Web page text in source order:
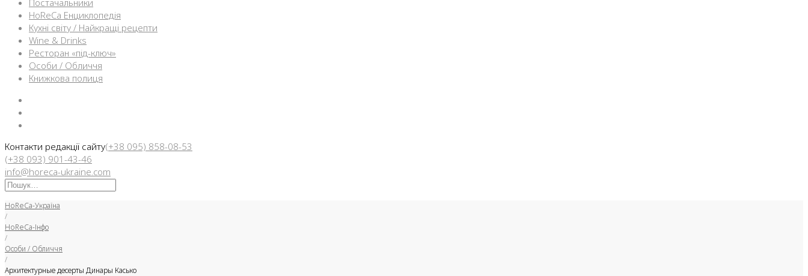
Постачальники
HoReCa Енциклопедія
Кухні світу / Найкращі рецепти
Wine & Drinks
Ресторан «під-ключ»
Особи / Обличчя
Книжкова полиця
Контакти редакції сайту(+38 095) 858-08-53
(+38 093) 901-43-46
info@horeca-ukraine.com
Искать:
HoReCa-Україна
/
HoReCa-Інфо
/
Особи / Обличчя
/
Архитектурные десерты Динары Касько